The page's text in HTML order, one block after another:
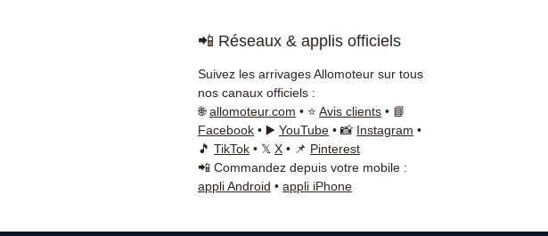
📲 Réseaux & applis officiels
Suivez les arrivages Allomoteur sur tous
nos canaux officiels :
🌐allomoteur.com • ⭐ Avis clients • 📘
Facebook • ▶️ YouTube • 📸 Instagram •
🎵 TikTok • 𝕏 X • 📌 Pinterest
📲 Commandez depuis votre mobile :
appli Android • appli iPhone